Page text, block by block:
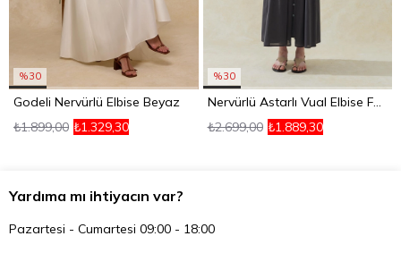
%30
Godeli Nervürlü Elbise Beyaz
₺1.329,30
₺1.899,00
%30
Nervürlü Astarlı Vual Elbise Füme
₺1.889,30
₺2.699,00
Yardıma mı ihtiyacın var?
Pazartesi - Cumartesi 09:00 - 18:00